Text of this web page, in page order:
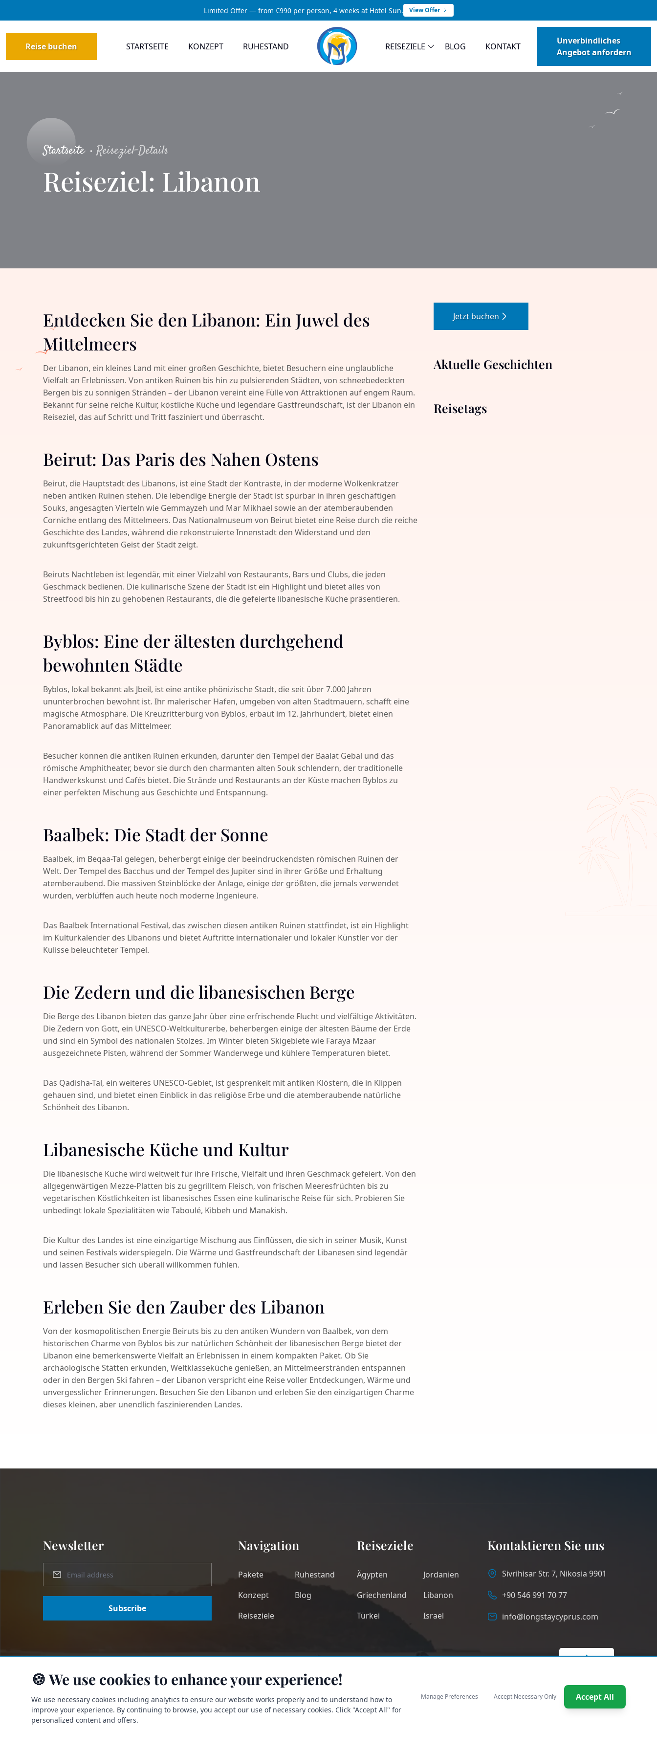
Limited Offer — from €990 per person, 4 weeks at Hotel Sun. View Offer
Reise buchen STARTSEITE KONZEPT RUHESTAND REISEZIELE BLOG KONTAKT
Unverbindliches
Angebot anfordern
Startseite Reiseziel-Details
Reiseziel: Libanon
Entdecken Sie den Libanon: Ein Juwel des
Mittelmeers
Der Libanon, ein kleines Land mit einer großen Geschichte, bietet Besuchern eine unglaubliche
Vielfalt an Erlebnissen. Von antiken Ruinen bis hin zu pulsierenden Städten, von schneebedeckten
Bergen bis zu sonnigen Stränden – der Libanon vereint eine Fülle von Attraktionen auf engem Raum.
Bekannt für seine reiche Kultur, köstliche Küche und legendäre Gastfreundschaft, ist der Libanon ein
Reiseziel, das auf Schritt und Tritt fasziniert und überrascht.
Beirut: Das Paris des Nahen Ostens
Beirut, die Hauptstadt des Libanons, ist eine Stadt der Kontraste, in der moderne Wolkenkratzer
neben antiken Ruinen stehen. Die lebendige Energie der Stadt ist spürbar in ihren geschäftigen
Souks, angesagten Vierteln wie Gemmayzeh und Mar Mikhael sowie an der atemberaubenden
Corniche entlang des Mittelmeers. Das Nationalmuseum von Beirut bietet eine Reise durch die reiche
Geschichte des Landes, während die rekonstruierte Innenstadt den Widerstand und den
zukunftsgerichteten Geist der Stadt zeigt.
Beiruts Nachtleben ist legendär, mit einer Vielzahl von Restaurants, Bars und Clubs, die jeden
Geschmack bedienen. Die kulinarische Szene der Stadt ist ein Highlight und bietet alles von
Streetfood bis hin zu gehobenen Restaurants, die die gefeierte libanesische Küche präsentieren.
Byblos: Eine der ältesten durchgehend
bewohnten Städte
Byblos, lokal bekannt als Jbeil, ist eine antike phönizische Stadt, die seit über 7.000 Jahren
ununterbrochen bewohnt ist. Ihr malerischer Hafen, umgeben von alten Stadtmauern, schafft eine
magische Atmosphäre. Die Kreuzritterburg von Byblos, erbaut im 12. Jahrhundert, bietet einen
Panoramablick auf das Mittelmeer.
Besucher können die antiken Ruinen erkunden, darunter den Tempel der Baalat Gebal und das
römische Amphitheater, bevor sie durch den charmanten alten Souk schlendern, der traditionelle
Handwerkskunst und Cafés bietet. Die Strände und Restaurants an der Küste machen Byblos zu
einer perfekten Mischung aus Geschichte und Entspannung.
Baalbek: Die Stadt der Sonne
Baalbek, im Beqaa-Tal gelegen, beherbergt einige der beeindruckendsten römischen Ruinen der
Welt. Der Tempel des Bacchus und der Tempel des Jupiter sind in ihrer Größe und Erhaltung
atemberaubend. Die massiven Steinblöcke der Anlage, einige der größten, die jemals verwendet
wurden, verblüffen auch heute noch moderne Ingenieure.
Das Baalbek International Festival, das zwischen diesen antiken Ruinen stattfindet, ist ein Highlight
im Kulturkalender des Libanons und bietet Auftritte internationaler und lokaler Künstler vor der
Kulisse beleuchteter Tempel.
Die Zedern und die libanesischen Berge
Die Berge des Libanon bieten das ganze Jahr über eine erfrischende Flucht und vielfältige Aktivitäten.
Die Zedern von Gott, ein UNESCO-Weltkulturerbe, beherbergen einige der ältesten Bäume der Erde
und sind ein Symbol des nationalen Stolzes. Im Winter bieten Skigebiete wie Faraya Mzaar
ausgezeichnete Pisten, während der Sommer Wanderwege und kühlere Temperaturen bietet.
Das Qadisha-Tal, ein weiteres UNESCO-Gebiet, ist gesprenkelt mit antiken Klöstern, die in Klippen
gehauen sind, und bietet einen Einblick in das religiöse Erbe und die atemberaubende natürliche
Schönheit des Libanon.
Libanesische Küche und Kultur
Die libanesische Küche wird weltweit für ihre Frische, Vielfalt und ihren Geschmack gefeiert. Von den
allgegenwärtigen Mezze-Platten bis zu gegrilltem Fleisch, von frischen Meeresfrüchten bis zu
vegetarischen Köstlichkeiten ist libanesisches Essen eine kulinarische Reise für sich. Probieren Sie
unbedingt lokale Spezialitäten wie Taboulé, Kibbeh und Manakish.
Die Kultur des Landes ist eine einzigartige Mischung aus Einflüssen, die sich in seiner Musik, Kunst
und seinen Festivals widerspiegeln. Die Wärme und Gastfreundschaft der Libanesen sind legendär
und lassen Besucher sich überall willkommen fühlen.
Erleben Sie den Zauber des Libanon
Von der kosmopolitischen Energie Beiruts bis zu den antiken Wundern von Baalbek, von dem
historischen Charme von Byblos bis zur natürlichen Schönheit der libanesischen Berge bietet der
Libanon eine bemerkenswerte Vielfalt an Erlebnissen in einem kompakten Paket. Ob Sie
archäologische Stätten erkunden, Weltklasseküche genießen, an Mittelmeerstränden entspannen
oder in den Bergen Ski fahren – der Libanon verspricht eine Reise voller Entdeckungen, Wärme und
unvergesslicher Erinnerungen. Besuchen Sie den Libanon und erleben Sie den einzigartigen Charme
dieses kleinen, aber unendlich faszinierenden Landes.
Jetzt buchen
Aktuelle Geschichten
Reisetags
Newsletter
Subscribe
Navigation
Pakete
Konzept
Reiseziele
Ruhestand
Blog
Reiseziele
Ägypten
Griechenland
Türkei
Jordanien
Libanon
Israel
Kontaktieren Sie uns
Sivrihisar Str. 7, Nikosia 9901
+90 546 991 70 77
info@longstaycyprus.com
German
🍪 We use cookies to enhance your experience!
We use necessary cookies including analytics to ensure our website works properly and to understand how to
improve your experience. By continuing to browse, you accept our use of necessary cookies. Click "Accept All" for
personalized content and offers.
Accept All
Manage Preferences Accept Necessary Only